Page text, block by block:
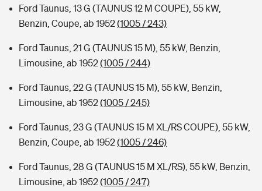
Ford Taunus, 13 G (TAUNUS 12 M COUPE), 55 kW,
Benzin, Coupe, ab 1952(1005 / 243)
Ford Taunus, 21 G (TAUNUS 15 M), 55 kW, Benzin,
Limousine, ab 1952(1005 / 244)
Ford Taunus, 22 G (TAUNUS 15 M), 55 kW, Benzin,
Limousine, ab 1952(1005 / 245)
Ford Taunus, 23 G (TAUNUS 15 M XL/RS COUPE), 55 kW,
Benzin, Coupe, ab 1952(1005 / 246)
Ford Taunus, 28 G (TAUNUS 15 M XL/RS), 55 kW, Benzin,
Limousine, ab 1952(1005 / 247)